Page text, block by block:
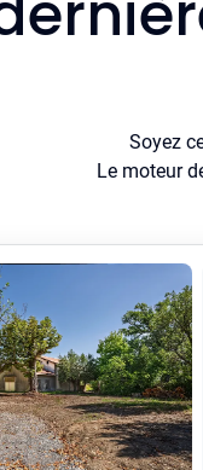
Soyez
Le moteur